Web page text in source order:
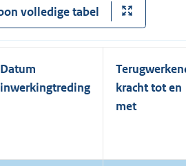
volledige tabel
Datum
inwerkingtreding
kracht tot en
met